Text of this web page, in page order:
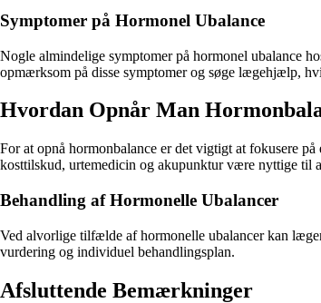
Symptomer på Hormonel Ubalance
Nogle almindelige symptomer på hormonel ubalance
opmærksom på disse symptomer og søge lægehjælp,
Hvordan Opnår Man
For at opnå hormonbalance er det vigtigt at fokusere
kosttilskud, urtemedicin og akupunktur være nyttige til
Behandling af Hormonelle Ubalancer
Ved alvorlige tilfælde af hormonelle ubalancer kan
vurdering og individuel behandlingsplan.
Afsluttende Bemærkninger